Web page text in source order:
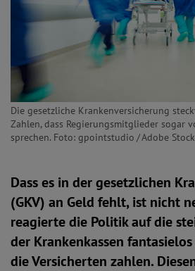
Die gesetzliche Krankenversicherung
Zahlen, dass Regierungsmitglieder sogar
sprechen. Foto: gpointstudio / Adobe
Dass es in der gesetzlichen
(GKV) an Geld fehlt, ist nicht
reagierte die Politik auf die
der Krankenkassen
die Versicherten zahlen.